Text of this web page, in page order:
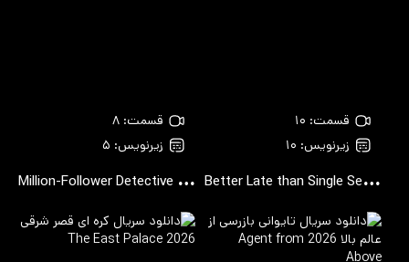
قسمت: ۱۰
زیرنویس: ۱۰
B
etter Late than Single Season 2
قسمت: ۸
زیرنویس: ۵
M
illion-Follower Detective
2026